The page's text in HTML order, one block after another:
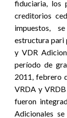
fiduciaria, los
creditorios
impuestos,
estructura pari
y VDR
período de
2011, febrero
VRDA y
fueron
Adicionales